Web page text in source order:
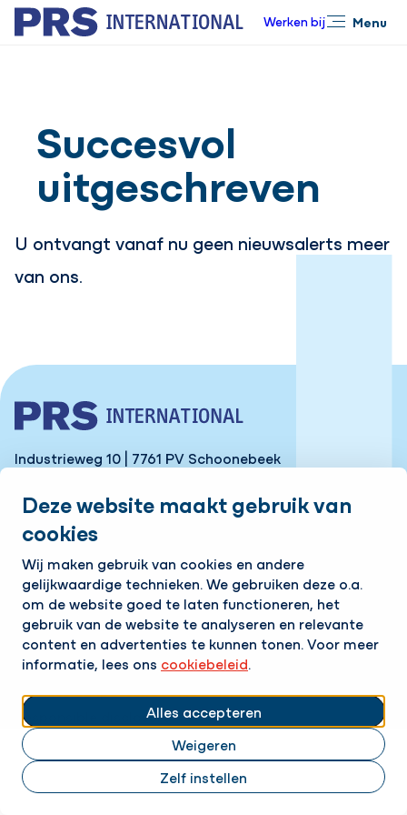
Deze website maakt gebruik van
cookies
Wij maken gebruik van cookies en andere
gelijkwaardige technieken. We gebruiken deze o.a.
om de website goed te laten functioneren, het
gebruik van de website te analyseren en relevante
content en advertenties te kunnen tonen. Voor meer
informatie, lees ons cookiebeleid.
Alles accepteren
Weigeren
Zelf instellen
Werken bij Menu
Succesvol
uitgeschreven
U ontvangt vanaf nu geen nieuwsalerts meer
van ons.
Industrieweg 10 | 7761 PV Schoonebeek
Tel: +31 524 599 980
Contact
Bereikbaar 24/7!
Volg ons
LinkedInInstagram
Cookies aanpassenCookie beleidPrivacy policy
Responsible disclosure
Sluiten